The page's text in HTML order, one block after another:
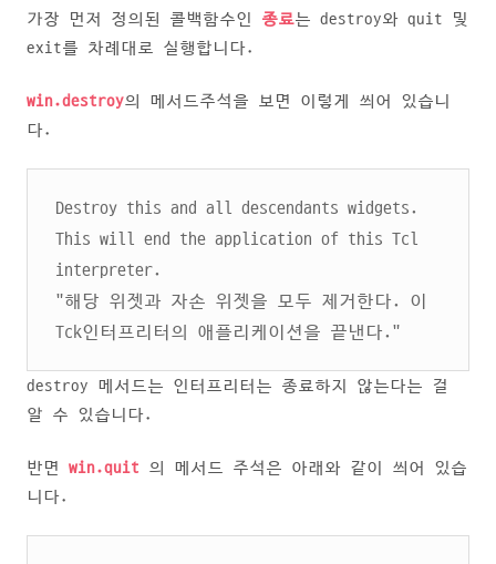
가장 먼저 정의된 콜백함수인 종료는 destroy와 quit 및
exit를 차례대로 실행합니다.
win.destroy의 메서드주석을 보면 이렇게 씌어 있습니
다.
Destroy this and all descendants widgets.
This will end the application of this Tcl
interpreter.
"해당 위젯과 자손 위젯을 모두 제거한다. 이
Tck인터프리터의 애플리케이션을 끝낸다."
destroy 메서드는 인터프리터는 종료하지 않는다는 걸
알 수 있습니다.
반면 win.quit 의 메서드 주석은 아래와 같이 씌어 있습
니다.